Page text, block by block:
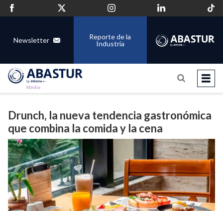
Newsletter
Reporte de la
Industria
Drunch, la nueva tendencia gastronómica
que combina la comida y la cena